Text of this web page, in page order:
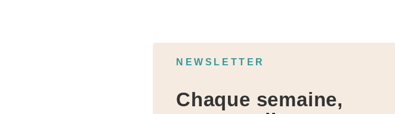
NEWSLETTER
Chaque semaine,